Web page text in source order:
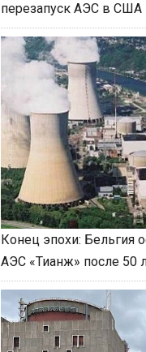
перезапуск АЭС в США
Конец эпохи: Бельгия
АЭС «Тианж» после 50